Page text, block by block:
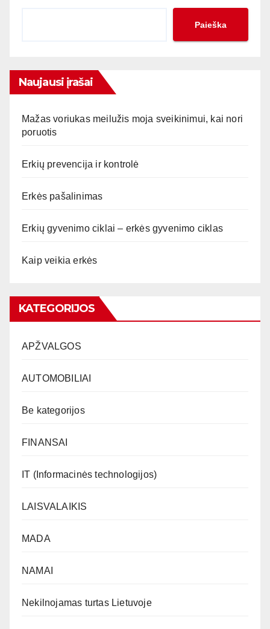
Paieška
Naujausi įrašai
Mažas voriukas meilužis moja sveikinimui, kai nori
poruotis
Erkių prevencija ir kontrolė
Erkės pašalinimas
Erkių gyvenimo ciklai – erkės gyvenimo ciklas
Kaip veikia erkės
KATEGORIJOS
APŽVALGOS
AUTOMOBILIAI
Be kategorijos
FINANSAI
IT (Informacinės technologijos)
LAISVALAIKIS
MADA
NAMAI
Nekilnojamas turtas Lietuvoje